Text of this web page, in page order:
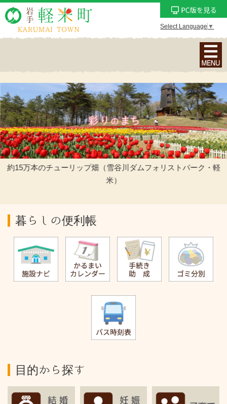
Select Language ▼
ナ
ビ
ー
シ
ョ
ン
メ
ニ
約15万本のチューリップ畑（雪谷川ダムフォリストパーク・軽
米）
暮らしの便利帳
目的から探す